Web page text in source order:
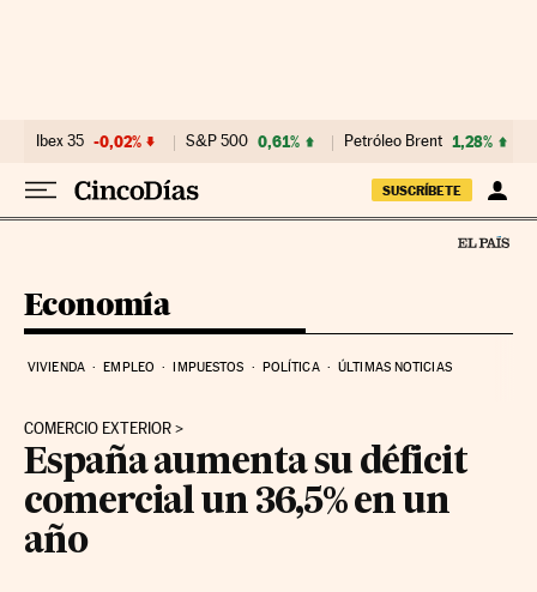
Ibex 35 -0,02% S&P 500 0,61% Petróleo Brent 1,28%
SUSCRÍBETE
Economía
VIVIENDA EMPLEO IMPUESTOS POLÍTICA ÚLTIMAS NOTICIAS
COMERCIO EXTERIOR
España aumenta su déficit
comercial un 36,5% en un
año